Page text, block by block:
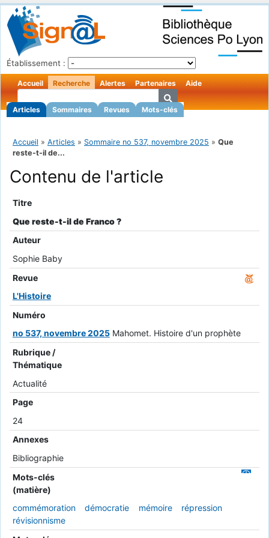
Établissement :
Accueil Recherche
Articles Sommaires Revues Mots-clés
Alertes Partenaires Aide
Accueil » Articles » Sommaire no 537, novembre 2025 » Que
reste-t-il de...
Contenu de l'article
Titre
Que reste-t-il de Franco ?
Auteur
Sophie Baby
Revue
L'Histoire
Numéro
no 537, novembre 2025 Mahomet. Histoire d'un prophète
Rubrique /
Thématique
Actualité
Page
24
Annexes
Bibliographie
Mots-clés
(matière)
commémoration
démocratie mémoire
répression
révisionnisme